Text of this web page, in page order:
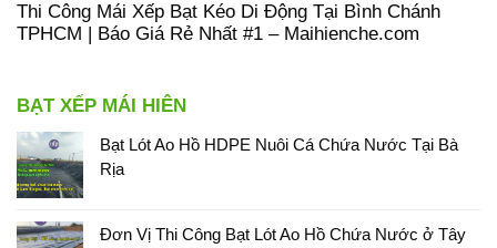
Thi Công Mái Xếp Bạt Kéo Di Động Tại Bình Chánh
TPHCM | Báo Giá Rẻ Nhất #1 – Maihienche.com
BẠT XẾP MÁI HIÊN
Bạt Lót Ao Hồ HDPE Nuôi Cá Chứa Nước Tại Bà
Rịa
Đơn Vị Thi Công Bạt Lót Ao Hồ Chứa Nước ở Tây